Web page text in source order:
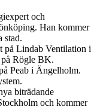
och
Han kommer
stad.
på Lindab Ventilation i
Rögle BK.
Peab i Ängelholm.
biträdande
och kommer